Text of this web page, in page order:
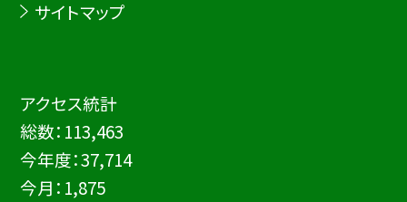
サイトマップ
アクセス統計
総数： 113,463
今年度：37,714
今月： 1,875